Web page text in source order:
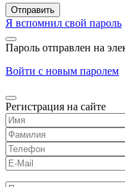
Я вспомнил свой пароль
Пароль отправлен на
Войти с новым паролем
Регистрация на сайте